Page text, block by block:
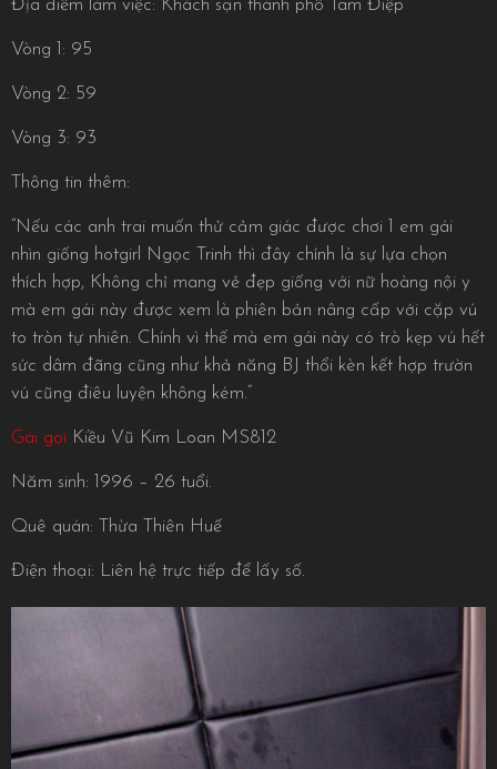
Địa điểm làm việc: Khách sạn thành phố Tam Điệp
Vòng 1: 95
Vòng 2: 59
Vòng 3: 93
Thông tin thêm:
“Nếu các anh trai muốn thử cảm giác được chơi 1 em gái
nhìn giống hotgirl Ngọc Trinh thì đây chính là sự lựa chọn
thích hợp, Không chỉ mang vẻ đẹp giống với nữ hoàng nội y
mà em gái này được xem là phiên bản nâng cấp với cặp vú
to tròn tự nhiên. Chính vì thế mà em gái này có trò kẹp vú hết
sức dâm đãng cũng như khả năng BJ thổi kèn kết hợp trườn
vú cũng điêu luyện không kém.”
Gái gọi Kiều Vũ Kim Loan MS812
Năm sinh: 1996 – 26 tuổi.
Quê quán: Thừa Thiên Huế
Điện thoại: Liên hệ trực tiếp để lấy số.